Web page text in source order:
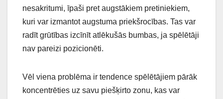
nesakritumi, īpaši pret augstākiem pretiniekiem,
kuri var izmantot augstuma priekšrocības. Tas var
radīt grūtības izcīnīt atlēkušās bumbas, ja spēlētāji
nav pareizi pozicionēti.
Vēl viena problēma ir tendence spēlētājiem pārāk
koncentrēties uz savu piešķirto zonu, kas var